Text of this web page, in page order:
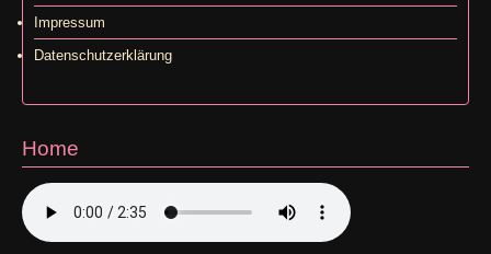
Impressum
Datenschutzerklärung
Home